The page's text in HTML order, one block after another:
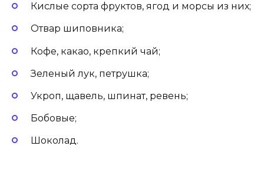
Кислые сорта фруктов, ягод и морсы из них;
Отвар шиповника;
Кофе, какао, крепкий чай;
Зеленый лук, петрушка;
Укроп, щавель, шпинат, ревень;
Бобовые;
Шоколад.